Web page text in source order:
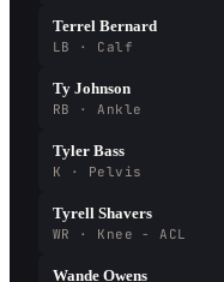
Terrel Bernard
LB · Calf
Ty Johnson
RB · Ankle
Tyler Bass
K · Pelvis
Tyrell Shavers
WR · Knee - ACL
Wande Owens